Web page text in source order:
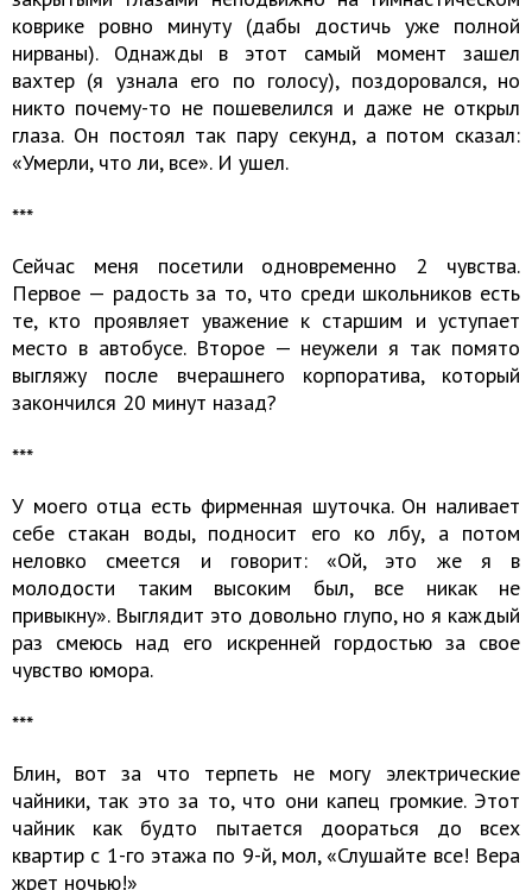
коврике ровно минуту (дабы достичь уже полной
нирваны). Однажды в этот самый момент зашел
вахтер (я узнала его по голосу), поздоровался, но
никто почему-то не пошевелился и даже не открыл
глаза. Он постоял так пару секунд, а потом сказал:
«Умерли, что ли, все». И ушел.
​​​​​​​***
Сейчас меня посетили одновременно 2 чувства.
Первое — радость за то, что среди школьников есть
те, кто проявляет уважение к старшим и уступает
место в автобусе. Второе — неужели я так помято
выгляжу после вчерашнего корпоратива, который
закончился 20 минут назад?
​​​​​​​***
У моего отца есть фирменная шуточка. Он наливает
себе стакан воды, подносит его ко лбу, а потом
неловко смеется и говорит: «Ой, это же я в
молодости таким высоким был, все никак не
привыкну». Выглядит это довольно глупо, но я каждый
раз смеюсь над его искренней гордостью за свое
чувство юмора.
​​​​​​​***
Блин, вот за что терпеть не могу электрические
чайники, так это за то, что они капец громкие. Этот
чайник как будто пытается доораться до всех
квартир с 1-го этажа по 9-й, мол, «Слушайте все! Вера
жрет ночью!»